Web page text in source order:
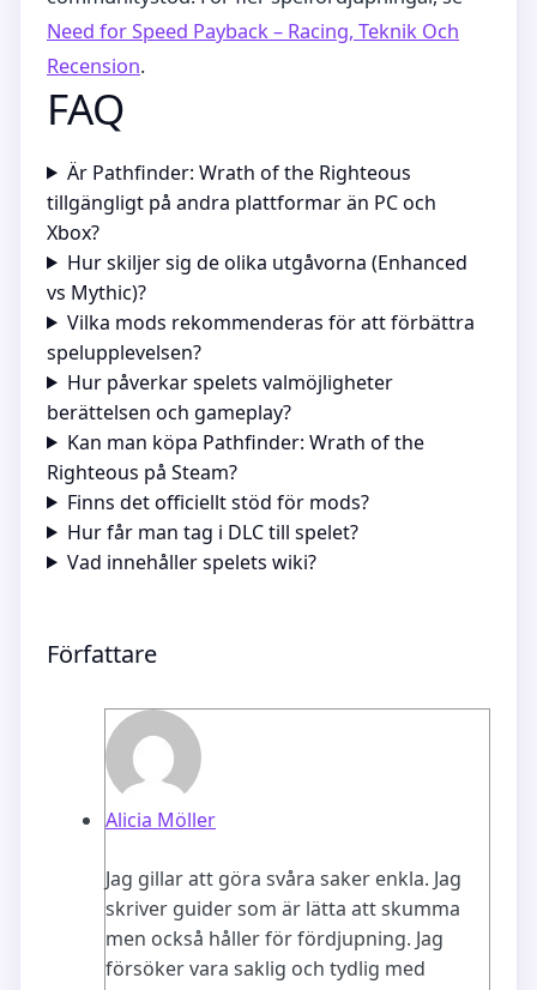
Need for Speed Payback – Racing, Teknik Och
Recension.
FAQ
Är Pathfinder: Wrath of the Righteous
tillgängligt på andra plattformar än PC och
Xbox?
Hur skiljer sig de olika utgåvorna (Enhanced
vs Mythic)?
Vilka mods rekommenderas för att förbättra
spelupplevelsen?
Hur påverkar spelets valmöjligheter
berättelsen och gameplay?
Kan man köpa Pathfinder: Wrath of the
Righteous på Steam?
Finns det officiellt stöd för mods?
Hur får man tag i DLC till spelet?
Vad innehåller spelets wiki?
Författare
Alicia Möller
Jag gillar att göra svåra saker enkla. Jag
skriver guider som är lätta att skumma
men också håller för fördjupning. Jag
försöker vara saklig och tydlig med